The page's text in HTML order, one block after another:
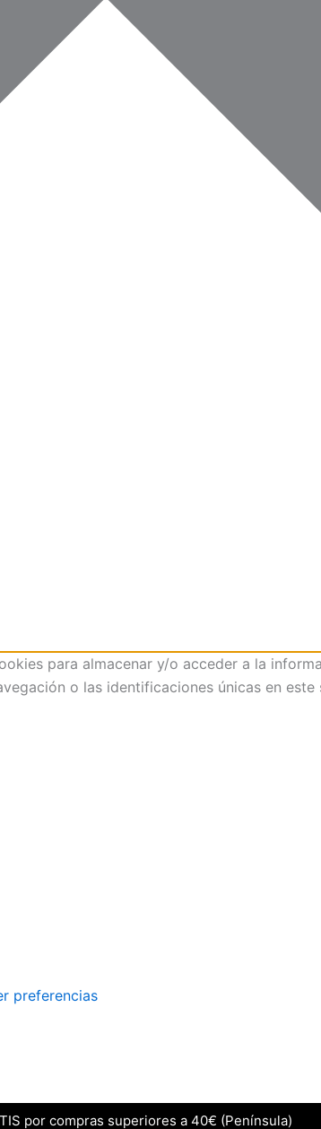
para almacenar y/o acceder a la
o las identificaciones únicas en
preferencias
por compras superiores a 40€ (Península)